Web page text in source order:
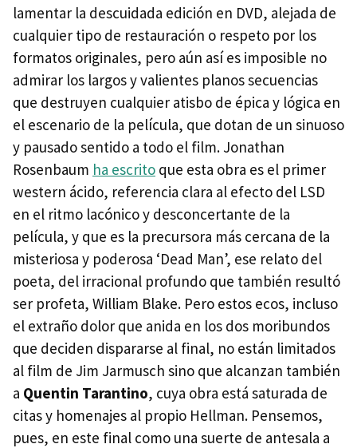
lamentar la descuidada edición en DVD, alejada de
cualquier tipo de restauración o respeto por los
formatos originales, pero aún así es imposible no
admirar los largos y valientes planos secuencias
que destruyen cualquier atisbo de épica y lógica en
el escenario de la película, que dotan de un sinuoso
y pausado sentido a todo el film. Jonathan
Rosenbaum ha escrito que esta obra es el primer
western ácido, referencia clara al efecto del LSD
en el ritmo lacónico y desconcertante de la
película, y que es la precursora más cercana de la
misteriosa y poderosa ‘Dead Man’, ese relato del
poeta, del irracional profundo que también resultó
ser profeta, William Blake. Pero estos ecos, incluso
el extraño dolor que anida en los dos moribundos
que deciden dispararse al final, no están limitados
al film de Jim Jarmusch sino que alcanzan también
a Quentin Tarantino, cuya obra está saturada de
citas y homenajes al propio Hellman. Pensemos,
pues, en este final como una suerte de antesala a